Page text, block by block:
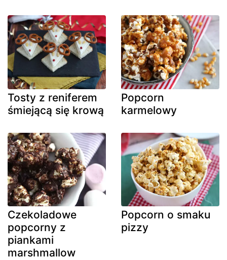
Tosty z reniferem
śmiejącą się krową
Popcorn
karmelowy
Czekoladowe
popcorny z
piankami
marshmallow
Popcorn o smaku
pizzy